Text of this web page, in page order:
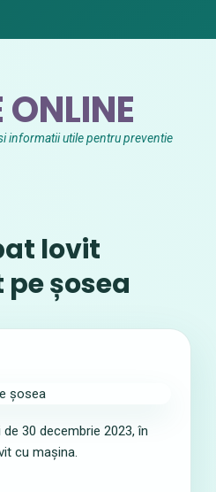
informatii utile pentru preventie
lovit
șosea
30 decembrie 2023, în
cu mașina.